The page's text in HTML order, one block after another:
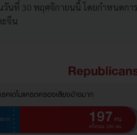
นที่ 30 พฤศจิกายนนี้ โดยกำหนดการ
ะจีน